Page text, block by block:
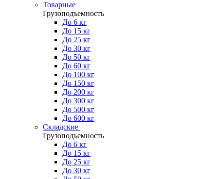
Товарные
Грузоподъемность
До 6 кг
До 15 кг
До 25 кг
До 30 кг
До 50 кг
До 60 кг
До 100 кг
До 150 кг
До 200 кг
До 300 кг
До 500 кг
До 600 кг
Складские
Грузоподъемность
До 6 кг
До 15 кг
До 25 кг
До 30 кг